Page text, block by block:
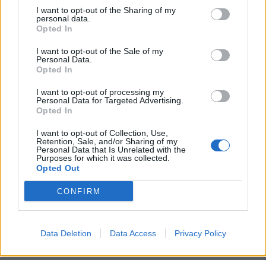
I want to opt-out of the Sharing of my
personal data.
Opted In
I want to opt-out of the Sale of my
Personal Data.
Opted In
I want to opt-out of processing my
Personal Data for Targeted Advertising.
Opted In
I want to opt-out of Collection, Use,
Retention, Sale, and/or Sharing of my
Personal Data that Is Unrelated with the
Purposes for which it was collected.
Opted Out
CONFIRM
Data Deletion Data Access Privacy Policy